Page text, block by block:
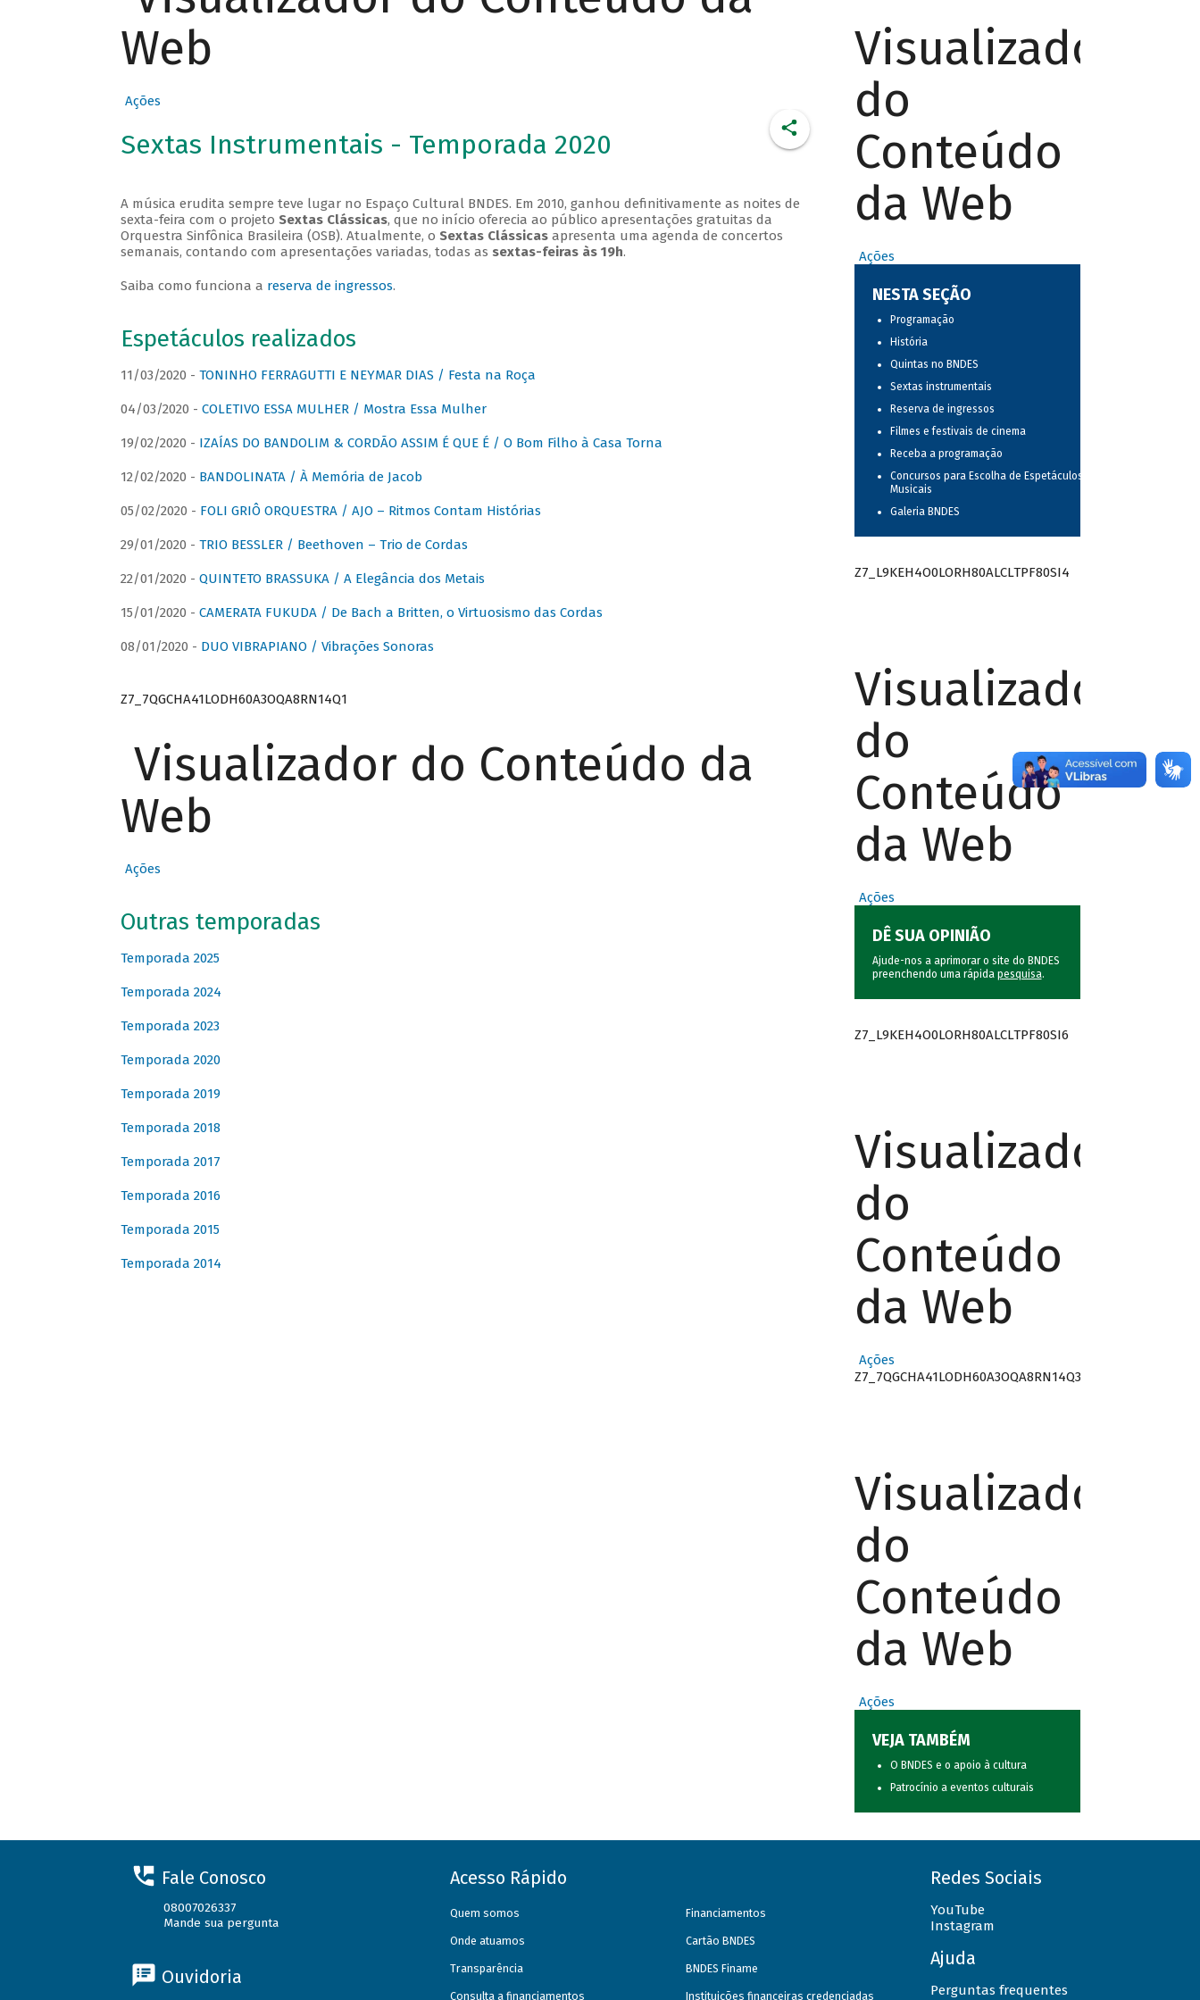
Web
Ações
Sextas Instrumentais - Temporada 2020
A música erudita sempre teve lugar no Espaço Cultural BNDES. Em 2010, ganhou definitivamente as noites de
sexta-feira com o projeto Sextas Clássicas, que no início oferecia ao público apresentações gratuitas da
Orquestra Sinfônica Brasileira (OSB). Atualmente, o Sextas Clássicasapresenta uma agenda de concertos
semanais, contando com apresentações variadas, todas as sextas-feiras às 19h.
Saiba como funciona a reserva de ingressos.
Espetáculos realizados
11/03/2020 - TONINHO FERRAGUTTI E NEYMAR DIAS / Festa na Roça
04/03/2020 - COLETIVO ESSA MULHER / Mostra Essa Mulher
19/02/2020 - IZAÍAS DO BANDOLIM & CORDÃO ASSIM É QUE É / O Bom Filho à Casa Torna
12/02/2020 - BANDOLINATA / À Memória de Jacob
05/02/2020 - FOLI GRIÔ ORQUESTRA / AJO – Ritmos Contam Histórias
29/01/2020 - TRIO BESSLER / Beethoven – Trio de Cordas
22/01/2020 - QUINTETO BRASSUKA / A Elegância dos Metais
15/01/2020 - CAMERATA FUKUDA / De Bach a Britten, o Virtuosismo das Cordas
08/01/2020 - DUO VIBRAPIANO / Vibrações Sonoras
Z7_7QGCHA41LODH60A3OQA8RN14Q1
Visualizador do Conteúdo da
Web
Ações
Outras temporadas
Temporada 2025
Temporada 2024
Temporada 2023
Temporada 2020
Temporada 2019
Temporada 2018
Temporada 2017
Temporada 2016
Temporada 2015
Temporada 2014
Visualizador
do
Conteúdo
da Web
Ações
NESTA SEÇÃO
Programação
História
Quintas no BNDES
Sextas instrumentais
Reserva de ingressos
Filmes e festivais de cinema
Receba a programação
Concursos para Escolha de Espetáculos
Musicais
Galeria BNDES
Z7_L9KEH4O0LORH80ALCLTPF80SI4
Visualizador
do
Conteúdo
da Web
Ações
DÊ SUA OPINIÃO
Ajude-nos a aprimorar o site do BNDES
preenchendo uma rápida pesquisa.
Z7_L9KEH4O0LORH80ALCLTPF80SI6
Visualizador
do
Conteúdo
da Web
Ações
Z7_7QGCHA41LODH60A3OQA8RN14Q3
Visualizador
do
Conteúdo
da Web
Ações
VEJA TAMBÉM
O BNDES e o apoio à cultura
Patrocínio a eventos culturais
Fale Conosco
08007026337
Mande sua pergunta
Ouvidoria
Acesso Rápido
Quem somos
Onde atuamos
Transparência
Consulta a financiamentos
Financiamentos
Cartão BNDES
BNDES Finame
Instituições financeiras credenciadas
Redes Sociais
YouTube
Instagram
Ajuda
Perguntas frequentes